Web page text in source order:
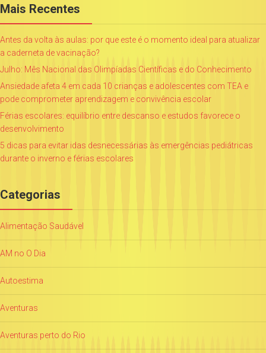
Mais Recentes
Antes da volta às aulas: por que este é o momento ideal para atualizar
a caderneta de vacinação?
Julho: Mês Nacional das Olimpíadas Científicas e do Conhecimento
Ansiedade afeta 4 em cada 10 crianças e adolescentes com TEA e
pode comprometer aprendizagem e convivência escolar
Férias escolares: equilíbrio entre descanso e estudos favorece o
desenvolvimento
5 dicas para evitar idas desnecessárias às emergências pediátricas
durante o inverno e férias escolares
Categorias
Alimentação Saudável
AM no O Dia
Autoestima
Aventuras
Aventuras perto do Rio